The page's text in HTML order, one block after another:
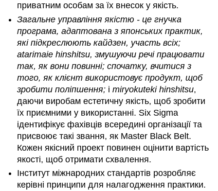
приватним особам за їх внесок у якість.
Загальне управління якістю - це гнучка
програма, адаптована з японських практик,
які підкреслюютькайдзен, участь всіх;
atarimaie hinshitsu, змушуючи речі працювати
так, як вони повинні; спочатку, вчитися з
того, як клієнт використовує продукт, щоб
зробити поліпшення; іmiryokuteki hinshitsu,
даючи виробам естетичну якість, щоб зробити
їх приємними у використанні. Six Sigma
ідентифікує фахівців всередині організації та
присвоює такі звання, як Master Black Belt.
Кожен якісний проект повинен оцінити вартість
якості, щоб отримати схвалення.
Інститут міжнародних стандартів розробляє
керівні принципи для налагодження практики.